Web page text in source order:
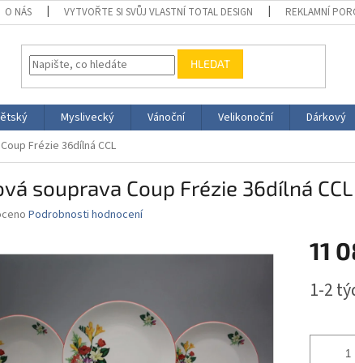
O NÁS VYTVOŘTE SI SVŮJ VLASTNÍ TOTAL DESIGN REKLAMNÍ
HLEDAT
Myslivecký Vánoční Velikonoční Dárkový
Frézie 36dílná CCL
souprava Coup Frézie 36dílná CCL
Podrobnosti hodnocení
11
cena:
1-2